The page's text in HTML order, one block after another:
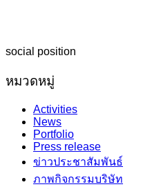
social position
หมวดหมู่
Activities
News
Portfolio
Press release
ข่าวประชาสัมพันธ์
ภาพกิจกรรมบริษัท